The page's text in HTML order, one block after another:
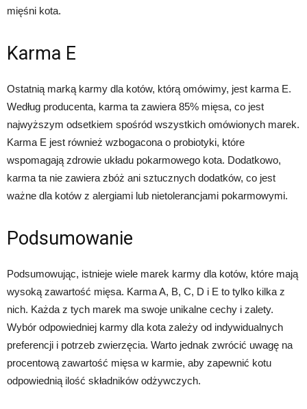
mięśni kota.
Karma E
Ostatnią marką karmy dla kotów, którą omówimy, jest karma E.
Według producenta, karma ta zawiera 85% mięsa, co jest
najwyższym odsetkiem spośród wszystkich omówionych marek.
Karma E jest również wzbogacona o probiotyki, które
wspomagają zdrowie układu pokarmowego kota. Dodatkowo,
karma ta nie zawiera zbóż ani sztucznych dodatków, co jest
ważne dla kotów z alergiami lub nietolerancjami pokarmowymi.
Podsumowanie
Podsumowując, istnieje wiele marek karmy dla kotów, które mają
wysoką zawartość mięsa. Karma A, B, C, D i E to tylko kilka z
nich. Każda z tych marek ma swoje unikalne cechy i zalety.
Wybór odpowiedniej karmy dla kota zależy od indywidualnych
preferencji i potrzeb zwierzęcia. Warto jednak zwrócić uwagę na
procentową zawartość mięsa w karmie, aby zapewnić kotu
odpowiednią ilość składników odżywczych.